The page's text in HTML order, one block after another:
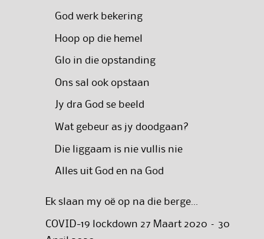
God werk bekering
Hoop op die hemel
Glo in die opstanding
Ons sal ook opstaan
Jy dra God se beeld
Wat gebeur as jy doodgaan?
Die liggaam is nie vullis nie
Alles uit God en na God
Ek slaan my oë op na die berge…
COVID-19 lockdown 27 Maart 2020 – 30